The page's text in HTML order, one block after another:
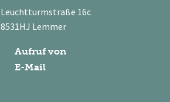
Leuchtturmstraße 16c
8531HJ Lemmer
Aufruf von
E-Mail